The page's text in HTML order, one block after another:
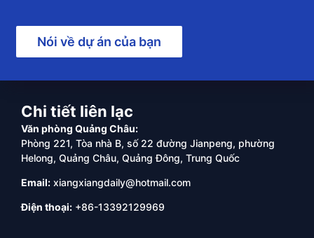
Nói về dự án của bạn
Chi tiết liên lạc
Văn phòng Quảng Châu:
Phòng 221, Tòa nhà B, số 22 đường Jianpeng, phường
Helong, Quảng Châu, Quảng Đông, Trung Quốc
Email: xiangxiangdaily@hotmail.com
Điện thoại: +86-13392129969